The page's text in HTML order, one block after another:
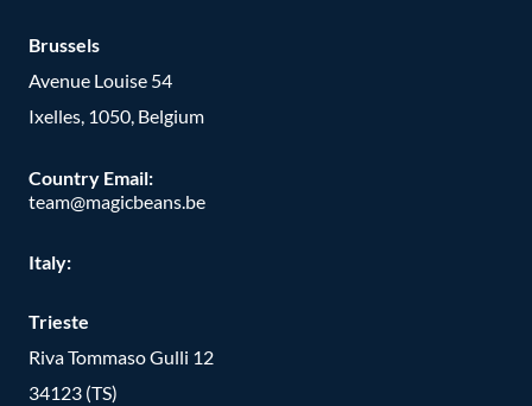
Brussels
Avenue Louise 54
Ixelles, 1050, Belgium
Country Email:
team@magicbeans.be
Italy:
Trieste
Riva Tommaso Gulli 12
34123 (TS)